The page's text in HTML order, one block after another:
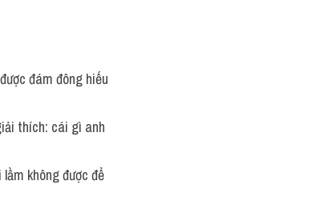
đám đông hiếu
thích: cái gì anh
không được để